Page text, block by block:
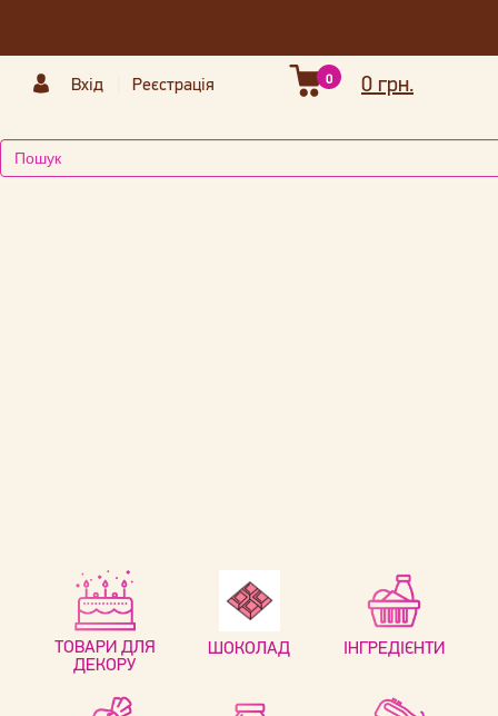
Вхід Реєстрація 0 грн.
0
ТОВАРИ ДЛЯ
ДЕКОРУ
ШОКОЛАД ІНГРЕДІЄНТИ